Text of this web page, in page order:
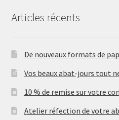
Articles récents
De nouveaux formats de
Vos beaux abat-jours tout
10 % de remise sur votre
Atelier réfection de votre